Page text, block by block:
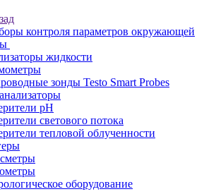
контроля параметров окружающей
жидкости
зонды Testo Smart Probes
pH
светового потока
тепловой облученности
оборудование